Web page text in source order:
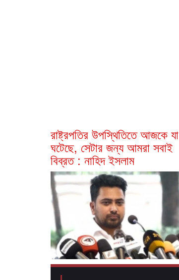
রাষ্ট্রপতির উপস্থিতিতে আজকে যা
ঘটেছে, সেটার জন্য আমরা সবাই
বিব্রত : নাহিদ ইসলাম